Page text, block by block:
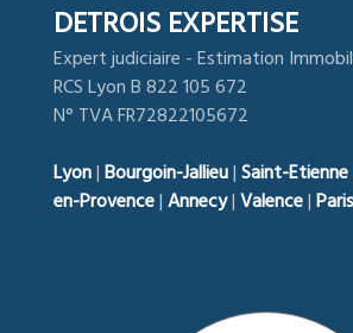
DETROIS EXPERTISE
Expert judiciaire - Estimation
RCS Lyon B 822 105 672
N° TVA FR72822105672
Lyon|Bourgoin-Jallieu|Saint-Etienne
en-Provence|Annecy|Valence|Paris